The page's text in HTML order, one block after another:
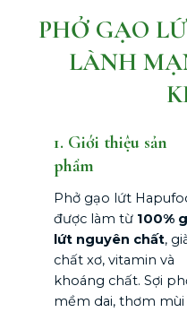
PHỞ GẠO
LÀNH
1. Giới thiệu sản
phẩm
Phở gạo lứt
được làm từ 100%
lứt nguyên chất,
chất xơ, vitamin và
khoáng chất. Sợi
mềm dai, thơm mùi